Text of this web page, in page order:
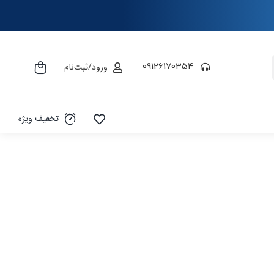
09126170354 ورود/ثبت‌نام
تخفیف ویژه